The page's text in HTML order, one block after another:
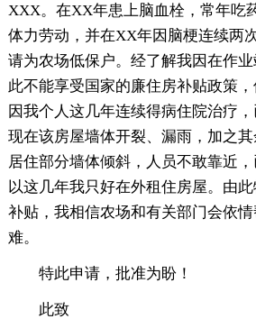
XXX。在XX年患上脑血栓，常年吃
体力劳动，并在XX年因脑梗连续两
请为农场低保户。经了解我因在作
此不能享受国家的廉住房补贴政策
因我个人这几年连续得病住院治疗
现在该房屋墙体开裂、漏雨，加之
居住部分墙体倾斜，人员不敢靠近
以这几年我只好在外租住房屋。由
补贴，我相信农场和有关部门会依
难。
特此申请，批准为盼！
此致